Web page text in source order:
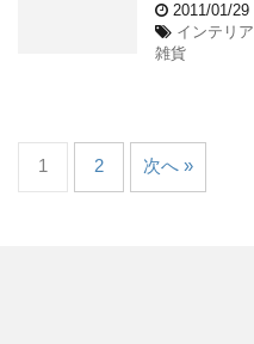
2011/01/29
インテリア
雑貨
1 2 次へ »